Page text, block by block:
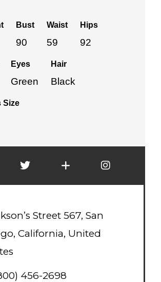
Bust
90
Waist
59
Hips
92
Eyes
Green
Hair
Black
Size
Twitter Google+Instagram
Street 567, San
California, United
456-2698